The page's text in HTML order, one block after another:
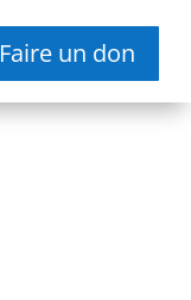
Faire un don